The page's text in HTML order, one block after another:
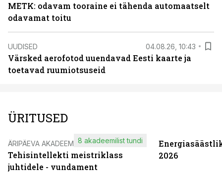
METK: odavam tooraine ei tähenda automaatselt
odavamat toitu
UUDISED 04.08.26, 10:43
Värsked aerofotod uuendavad Eesti kaarte ja
toetavad ruumiotsuseid
ÜRITUSED
ÄRIPÄEVA AKADEEMIA
Tehisintellekti meistriklass
juhtidele - vundament
8 akadeemilist tundi
2026